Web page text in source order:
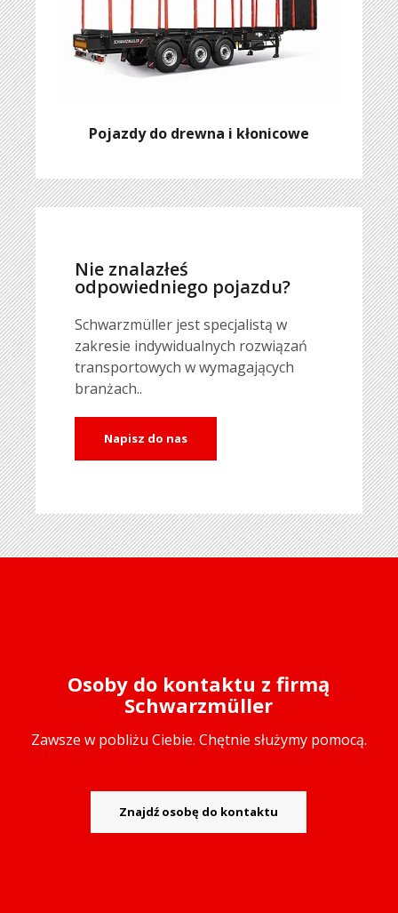
Pojazdy do drewna i kłonicowe
Nie znalazłeś
odpowiedniego pojazdu?
Schwarzmüller jest specjalistą w
zakresie indywidualnych rozwiązań
transportowych w wymagających
branżach..
Napisz do nas
Osoby do kontaktu z firmą
Schwarzmüller
Zawsze w pobliżu Ciebie. Chętnie służymy pomocą.
Znajdź osobę do kontaktu